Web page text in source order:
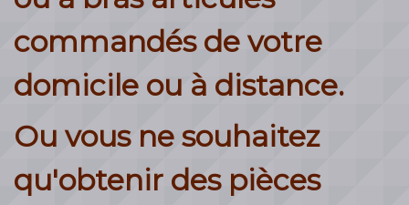
commandés de votre
domicile ou à distance.
Ou vous ne souhaitez
qu'obtenir des pièces